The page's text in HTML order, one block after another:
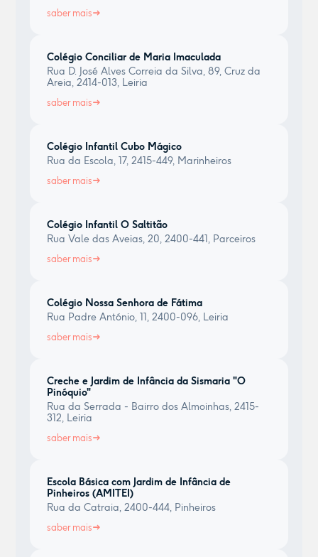
saber mais
Colégio Conciliar de Maria Imaculada
Rua D. José Alves Correia da Silva, 89, Cruz da
Areia, 2414-013, Leiria
saber mais
Colégio Infantil Cubo Mágico
Rua da Escola, 17, 2415-449, Marinheiros
saber mais
Colégio Infantil O Saltitão
Rua Vale das Aveias, 20, 2400-441, Parceiros
saber mais
Colégio Nossa Senhora de Fátima
Rua Padre António, 11, 2400-096, Leiria
saber mais
Creche e Jardim de Infância da Sismaria "O
Pinóquio"
Rua da Serrada - Bairro dos Almoinhas, 2415-
312, Leiria
saber mais
Escola Básica com Jardim de Infância de
Pinheiros (AMITEI)
Rua da Catraia, 2400-444, Pinheiros
saber mais